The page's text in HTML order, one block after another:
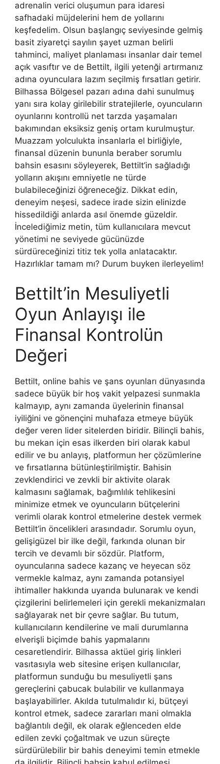
adrenalin verici oluşumun para idaresi
safhadaki müjdelerini hem de yollarını
keşfedelim. Olsun başlangıç seviyesinde gelmiş
basit ziyaretçi sayılın şayet uzman belirli
tahminci, maliyet planlaması insanlar dair temel
açık vasıftır ve de Bettilt, ilgili yetenği artırmanız
adına oyunculara lazım seçilmiş fırsatları getirir.
Bilhassa Bölgesel pazarı adına dahi sunulmuş
yanı sıra kolay girilebilir stratejilerle, oyuncuların
oyunlarını kontrollü net tarzda yaşamaları
bakımından eksiksiz geniş ortam kurulmuştur.
Muazzam yolculukta insanlarla el birliğiyle,
finansal düzenin bununla beraber sorumlu
bahsin esasını söyleyerek, Bettilt’in sağladığı
yolların akışını emniyetle ne türde
bulabileceğinizi öğreneceğiz. Dikkat edin,
deneyim neşesi, sadece irade sizin elinizde
hissedildiği anlarda asıl önemde güzeldir.
İncelediğimiz metin, tüm kullanıcılara mevcut
yönetimi ne seviyede gücünüzde
sürdüreceğinizi titiz tek yolla anlatacaktır.
Hazırlıklar tamam mı? Durum buyken ilerleyelim!
Bettilt’in Mesuliyetli
Oyun Anlayışı ile
Finansal Kontrolün
Değeri
Bettilt, online bahis ve şans oyunları dünyasında
sadece büyük bir hoş vakit yelpazesi sunmakla
kalmayıp, aynı zamanda üyelerinin finansal
iyiliğini ve gönençini muhafaza etmeye büyük
değer veren lider sitelerden biridir. Bilinçli bahis,
bu mekan için esas ilkerden biri olarak kabul
edilir ve bu anlayış, platformun her çözümlerine
ve fırsatlarına bütünleştirilmiştir. Bahisin
zevklendirici ve zevkli bir aktivite olarak
kalmasını sağlamak, bağımlılık tehlikesini
minimize etmek ve oyuncuların bütçelerini
verimli olarak kontrol etmelerine destek vermek
Bettilt’in öncelikleri arasındadır. Sorumlu oyun,
gelişigüzel bir ilke değil, farkında olunan bir
tercih ve devamlı bir sözdür. Platform,
oyuncularına sadece kazanç ve heyecan söz
vermekle kalmaz, aynı zamanda potansiyel
ihtimaller hakkında uyarıda bulunarak ve kendi
çizgilerini belirlemeleri için gerekli mekanizmaları
sağlayarak net bir çevre sağlar. Bu tutum,
kullanıcıların kendilerine ve mali durumlarına
elverişli biçimde bahis yapmalarını
cesaretlendirir. Bilhassa aktüel giriş linkleri
vasıtasıyla web sitesine erişen kullanıcılar,
platformun sunduğu bu mesuliyetli şans
gereçlerini çabucak bulabilir ve kullanmaya
başlayabilirler. Akılda tutulmalıdır ki, bütçeyi
kontrol etmek, sadece zararları mani olmakla
bağlantılı değil, ek olarak eğlenceden elde
edilen zevki çoğaltmak ve uzun süreçte
sürdürülebilir bir bahis deneyimi temin etmekle